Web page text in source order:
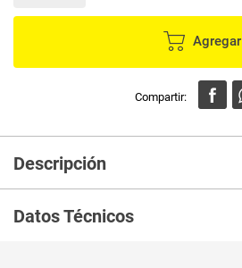
Agregar
Descripción
Datos Técnicos